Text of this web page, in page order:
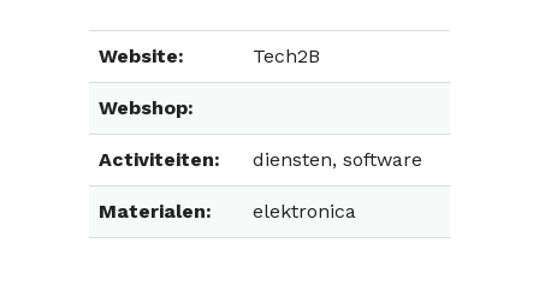
Website: Tech2B
Webshop:
Activiteiten: diensten, software
Materialen: elektronica